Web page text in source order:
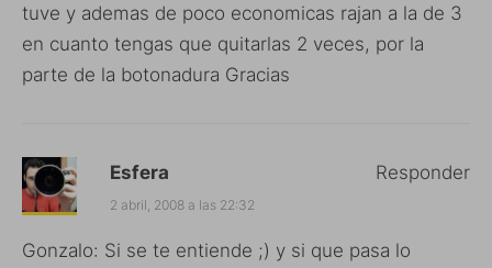
tuve y ademas de poco economicas rajan a la de 3
en cuanto tengas que quitarlas 2 veces, por la
parte de la botonadura Gracias
Esfera
2 abril, 2008 a las 22:32
Gonzalo: Si se te entiende ;) y si que pasa lo
Responder